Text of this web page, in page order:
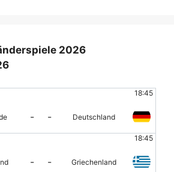
2026
18:45
- - Deutschland
18:45
- - Griechenland